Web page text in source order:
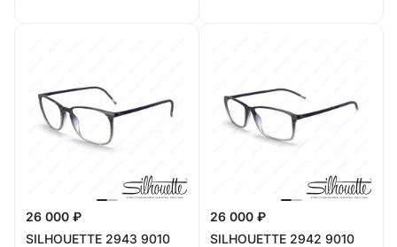
26 000 ₽
SILHOUETTE 2943 9010
26 000 ₽
SILHOUETTE 2942 9010